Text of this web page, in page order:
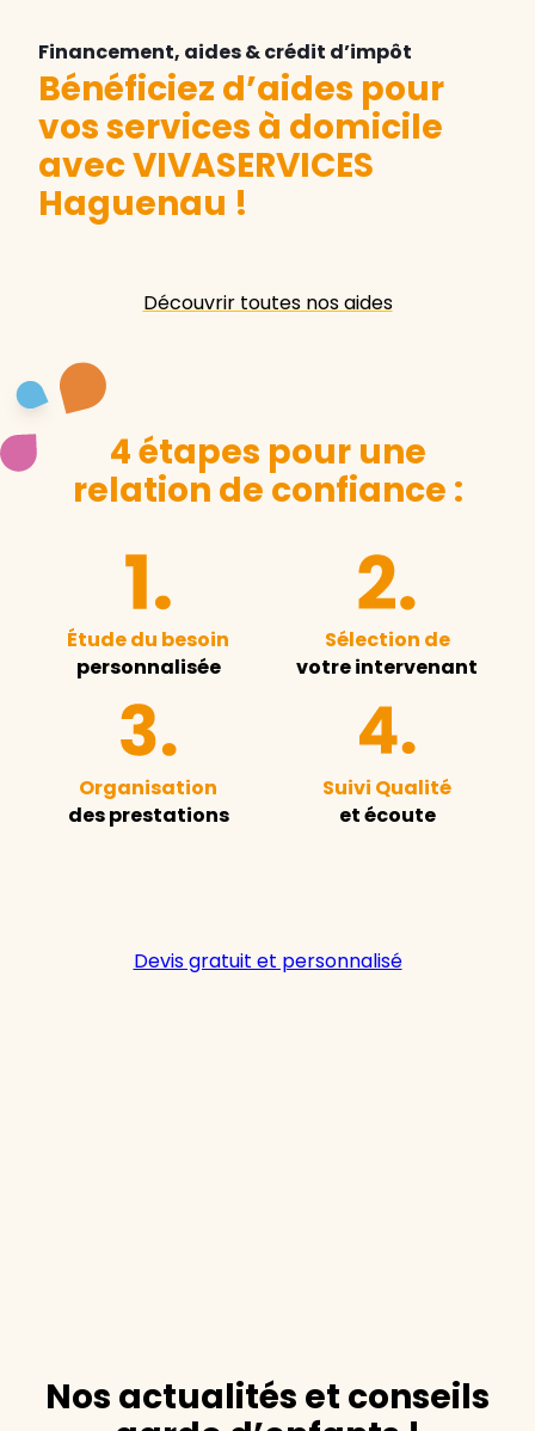
Financement, aides & crédit d’impôt
Bénéficiez d’aides pour
vos services à domicile
avec VIVASERVICES
Haguenau !
Découvrir toutes nos aides
4 étapes pour une
relation de confiance :
Étude du besoin
personnalisée
Sélection de
votre intervenant
Organisation
des prestations
Suivi Qualité
et écoute
Devis gratuit et personnalisé
Nos actualités et conseils